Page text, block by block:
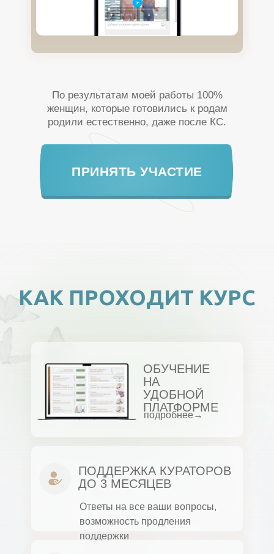
По результатам моей работы 100%
женщин, которые готовились к родам
родили естественно, даже после КС.
ПРИНЯТЬ УЧАСТИЕ
КАК ПРОХОДИТ КУРС
ОБУЧЕНИЕ
НА
УДОБНОЙ
ПЛАТФОРМЕ
подробнее→
ПОДДЕРЖКА КУРАТОРОВ
ДО 3 МЕСЯЦЕВ
Ответы на все ваши вопросы,
возможность продления
поддержки